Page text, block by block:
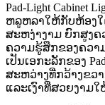
Pad-Light Cabinet
ຫລູຫລາໃຫ້ກັບຫ້ອງໃ
ສະຫງ່າງາມ ຍົກສູງຄ
ຄວາມຮູ້ສຶກຂອງຄວາ
ເປັນເອກະລັກຂອງ
ສະຫວ່າງທີ່ກວ້າງຂວ
ແລະເງົາທີ່ສວຍງາມ